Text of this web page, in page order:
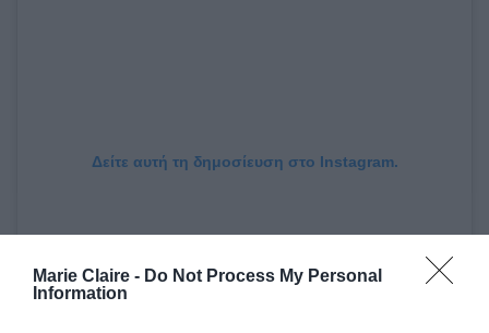
Marie Claire - Do Not Process My Personal
Information
Δείτε αυτή τη δημοσίευση στο Instagram.